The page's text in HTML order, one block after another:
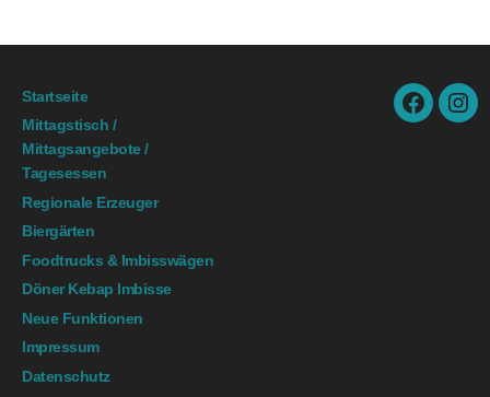
Startseite
Mittagstisch /
Mittagsangebote /
Tagesessen
Regionale Erzeuger
Biergärten
Foodtrucks & Imbisswägen
Döner Kebap Imbisse
Neue Funktionen
Impressum
Datenschutz